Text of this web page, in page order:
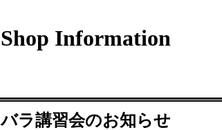
Shop Information
バラ講習会のお知らせ